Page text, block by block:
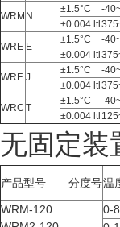
WRM N
±1.5°C
-
±0.004 ltl
WRE E
±1.5°C
-
±0.004 ltl
WRF J
±1.5°C
-
±0.004 ltl
WRC T
±1.5°C
-
±0.004 ltl
无固定装
产品型号 分度号温
WRM-120
0-